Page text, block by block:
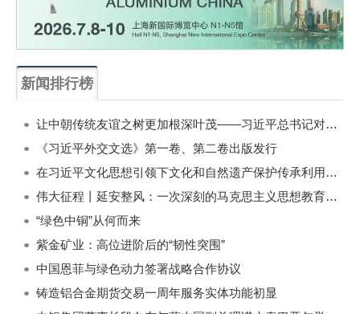
新闻排行榜
让中朝传统友谊之树更加根深叶茂——习近平总书记对朝鲜进行国事访问纪实
《习近平外交文选》第一卷、第二卷出版发行
在习近平文化思想引领下文化和自然遗产保护传承利用工作开创新局面
伟大征程丨延安整风：一次深刻的马克思主义思想教育运动
“绿色中铜”从何而来
紫金矿业：高位进阶后的“韧性突围”
中国恩菲与绿色动力签署战略合作协议
铸造铝合金期货交易一周年服务实体功能初显